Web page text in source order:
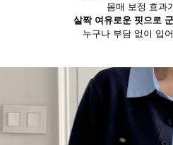
몸매 보정 효과
살짝 여유로운 핏으로
누구나 부담 없이 입